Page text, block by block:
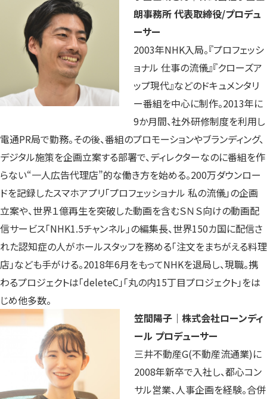
朗事務所 代表取締役/プロデュ
ーサー
2003年NHK入局。『プロフェッシ
ョナル 仕事の流儀』『クローズア
ップ現代』などのドキュメンタリ
ー番組を中心に制作。2013年に
9か月間、社外研修制度を利用し
電通PR局で勤務。その後、番組のプロモーションやブランディング、
デジタル施策を企画立案する部署で、ディレクターなのに番組を作
らない“一人広告代理店”的な働き方を始める。200万ダウンロー
ドを記録したスマホアプリ「プロフェッショナル 私の流儀」の企画
立案や、世界１億再生を突破した動画を含むＳＮＳ向けの動画配
信サービス「NHK1.5チャンネル」の編集長、世界150カ国に配信さ
れた認知症の人がホールスタッフを務める「注文をまちがえる料理
店」なども手がける。2018年6月をもってNHKを退局し、現職。携
わるプロジェクトは「deleteC」「丸の内15丁目プロジェクト」をは
じめ他多数。
笠間陽子｜株式会社ローンディ
ール プロデューサー
三井不動産G(不動産流通業)に
2008年新卒で入社し、都心コン
サル営業、人事企画を経験。合併